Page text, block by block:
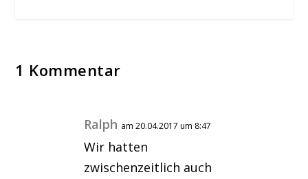
1 Kommentar
Ralph am 20.04.2017 um 8:47
Wir hatten
zwischenzeitlich auch